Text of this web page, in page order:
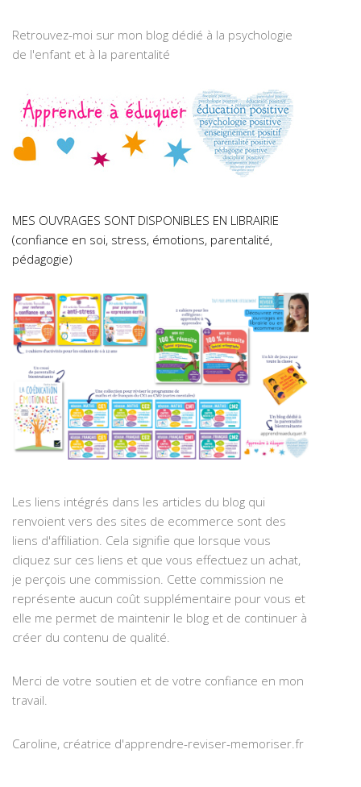
Retrouvez-moi sur mon blog dédié à la psychologie
de l'enfant et à la parentalité
MES OUVRAGES SONT DISPONIBLES EN LIBRAIRIE
(confiance en soi, stress, émotions, parentalité,
pédagogie)
Les liens intégrés dans les articles du blog qui
renvoient vers des sites de ecommerce sont des
liens d'affiliation. Cela signifie que lorsque vous
cliquez sur ces liens et que vous effectuez un achat,
je perçois une commission. Cette commission ne
représente aucun coût supplémentaire pour vous et
elle me permet de maintenir le blog et de continuer à
créer du contenu de qualité.
Merci de votre soutien et de votre confiance en mon
travail.
Caroline, créatrice d'apprendre-reviser-memoriser.fr